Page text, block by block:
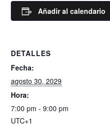
Añadir al calendario
DETALLES
Fecha:
agosto 30, 2029
Hora:
7:00 pm - 9:00 pm
UTC+1